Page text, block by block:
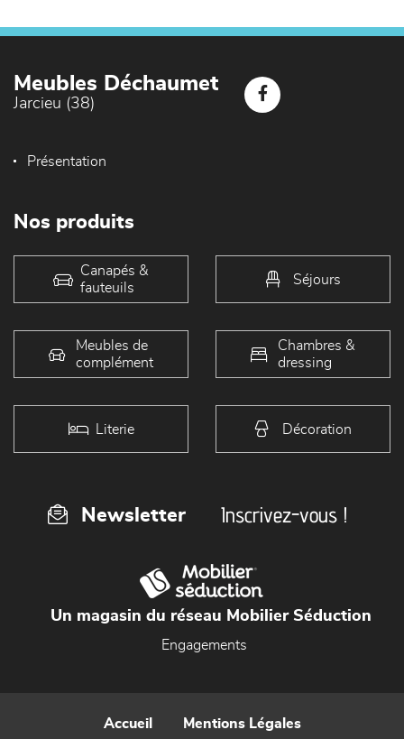
Meubles Déchaumet
Jarcieu (38)
Présentation
Nos produits
Canapés &
fauteuils
Séjours
Meubles de
complément
Chambres &
dressing
Literie Décoration
Newsletter Inscrivez-vous !
Un magasin du réseau Mobilier Séduction
Engagements
Accueil Mentions Légales